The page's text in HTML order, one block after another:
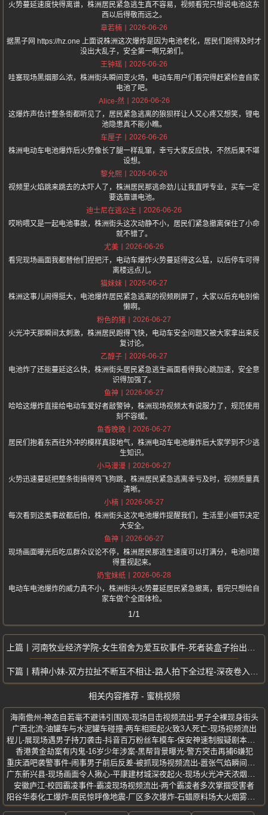
火势蔓延速度快得离谱，株洲居民紧急逃生真不容易，视频看完只想说电池这东
西以后得敬而远之。
章若楠
2026-06-26
据黑子网 https://hz.one 上面说株洲这次爆炸是因为电池老化，居民们跑得及时才
没出大乱子，安全第一啊兄弟们。
王钟瑶
2026-06-26
哇塞现场黑烟那么浓，株洲街头瞬间变火场，电动车用户们看完得赶紧检查自家
电池了吧。
Alice-然
2026-06-26
这爆炸声估计整条街都听见了，居民紧急逃离的狼狈样让人又心疼又想笑，锂电
池隐患真不能小瞧。
车厘子
2026-06-26
株洲电动车电池爆炸后火势像长了腿一样乱窜，幸亏大家反应快，不然后果不堪
设想。
黎允熙
2026-06-26
视频里火焰跳来跳去的太吓人了，株洲居民那逃命劲儿让我直呼专业，买车一定
要选靠谱电池。
迪士尼在逃公主
2026-06-26
哎哟喂又是一起电池事故，株洲街头这次动静不小，居民们紧急撤离保住了小命
就不错了。
尤美
2026-06-26
看完现场画面我都替他们捏把汗，电动车爆炸火势蔓延得这么猛，以后停车可得
离楼远点儿。
猫妹妹
2026-06-27
株洲这事儿闹得挺大，电池爆炸居民紧急逃离的视频刷屏了，大家以后充电别偷
懒啊。
粉色的猪
2026-06-27
火光冲天那瞬间太刺激，株洲居民跑得飞快，电动车安全问题又被大家拿出来反
复讨论。
乙醇子
2026-06-27
电池炸了还能蔓延这么快，株洲街头居民紧急逃生画面看得我心跳加速，安全意
识得加强了。
鱼神
2026-06-27
哈哈这爆炸直接给电动车爱好者敲警钟，株洲现场视频太有说服力了，规范使用
刻不容缓。
鱼香晚晚
2026-06-27
居民们抱着东西往外冲的模样真接地气，株洲电动车电池爆炸后大家学到不少逃
生知识。
小马漫漫
2026-06-27
火势迅速蔓延把整条街搞得鸡飞狗跳，株洲居民紧急逃离幸亏及时，视频质量真
清晰。
小楠
2026-06-27
每次看到这类事故都后怕，株洲街头这次电池爆炸提醒我们，生活里小细节决定
大安全。
鱼神
2026-06-27
现场画面曝光后吃瓜群众议论不停，株洲居民那逃生速度可以打满分，电池问题
得重视起来。
奶宝妹纸
2026-06-28
电动车电池爆炸的威力真不小，株洲街头火势蔓延居民紧急撤离，看完只想给自
家车做个全面体检。
1/1
河南牧业经济学院-女生宿舍为爱互砍事件-死者装盒子抬出宿舍-龙子湖校区
精神小妹-双方拉扯不断互不相让-路人拍下全过程-深夜卷入街头打架风波
相关内容推荐 - 蜜桃视频
海南儋州-神态自若毫不避讳引围观-现场目击视频流出-男子全裸现身街头
广西北流-油罐车与水泥罐车碰撞-两车相距起火致3人死亡-现场视频流出
香港黄金劫案有内鬼-16岁少年涉案-黑帮背景曝光-警方突击再捕6嫌犯
安徽庐江-校园霸凌事件-霸凌现场视频流出-两个霸凌者多次掌掴受害者